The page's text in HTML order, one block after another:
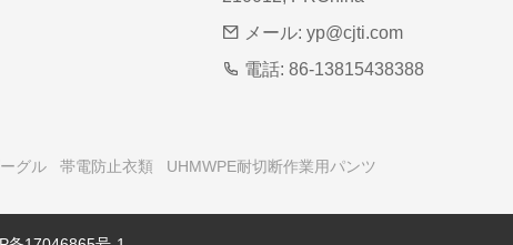
メール: yp@cjti.com
電話: 86-13815438388
グル 帯電防止衣類 UHMWPE耐切断作業用パンツ